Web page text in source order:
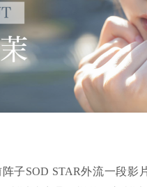
子SOD STAR外流一段影